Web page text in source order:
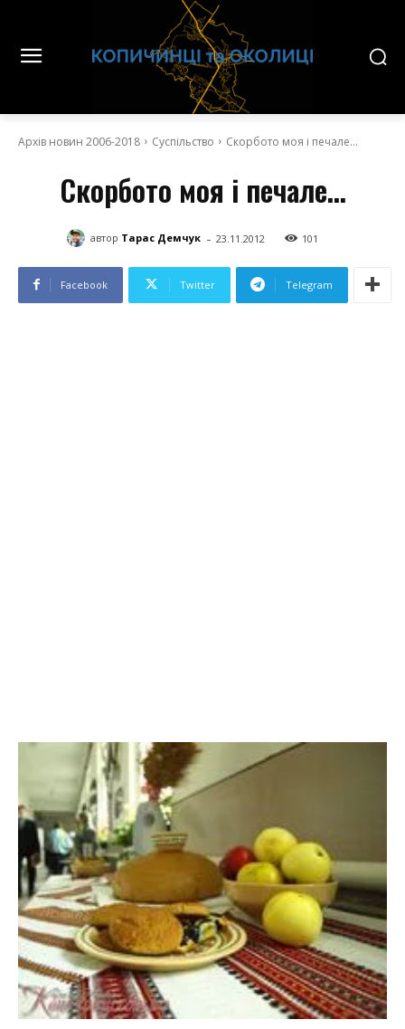
Архів новин 2006-2018 Суспільство Скорбото моя і печале...
Скорбото моя і печале…
автор Тарас Демчук - 23.11.2012 101
Facebook Twitter Telegram